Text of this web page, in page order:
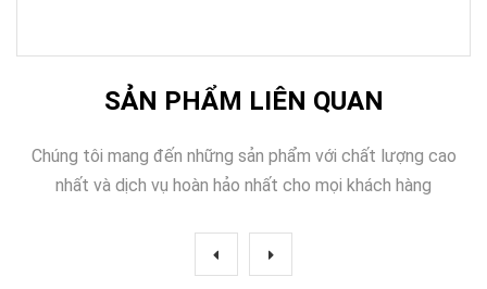
SẢN PHẨM LIÊN QUAN
Chúng tôi mang đến những sản phẩm với chất lượng cao
nhất và dịch vụ hoàn hảo nhất cho mọi khách hàng